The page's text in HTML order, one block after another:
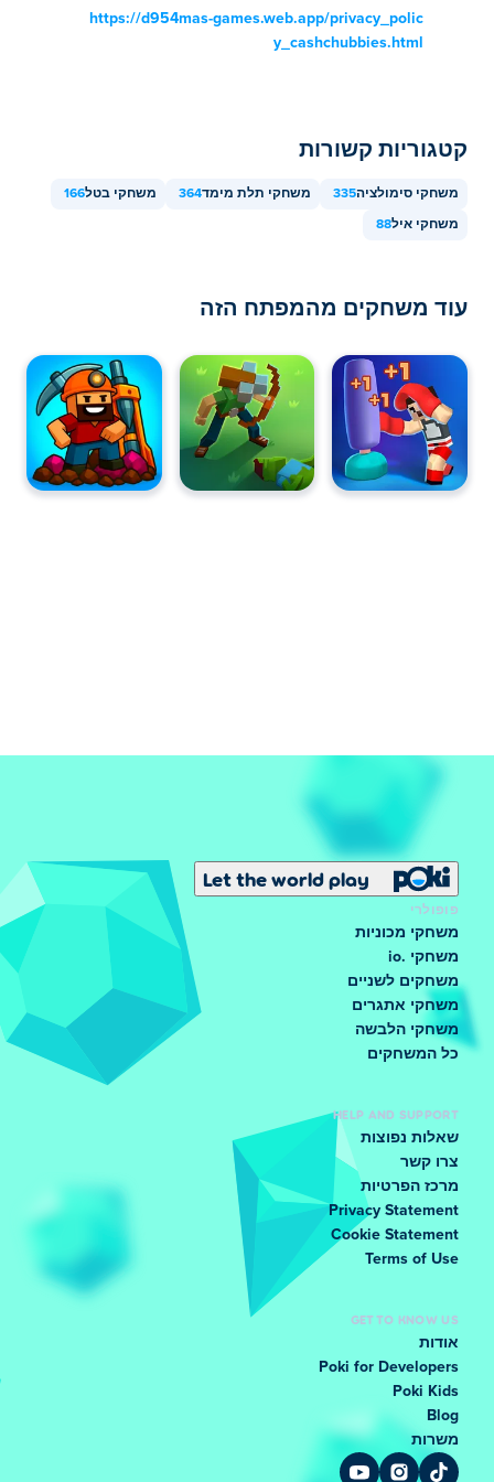
https://d954mas-games.web.app/privacy_polic
y_cashchubbies.html
קטגוריות קשורות
משחקי סימולציה335 משחקי תלת מימד364 משחקי בטל166
משחקי איל88
עוד משחקים מהמפתח הזה
Let the world play
פופולרי
משחקי מכוניות
משחקי .io
משחקים לשניים
משחקי אתגרים
משחקי הלבשה
כל המשחקים
HELP AND SUPPORT
שאלות נפוצות
צרו קשר
מרכז הפרטיות
Privacy Statement
Cookie Statement
Terms of Use
GET TO KNOW US
אודות
Poki for Developers
Poki Kids
Blog
משרות